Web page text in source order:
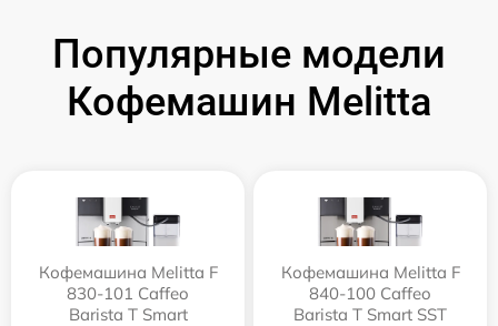
Популярные модели
Кофемашин Melitta
Кофемашина Melitta F
830-101 Caffeo
Barista T Smart
Кофемашина Melitta F
840-100 Caffeo
Barista T Smart SST